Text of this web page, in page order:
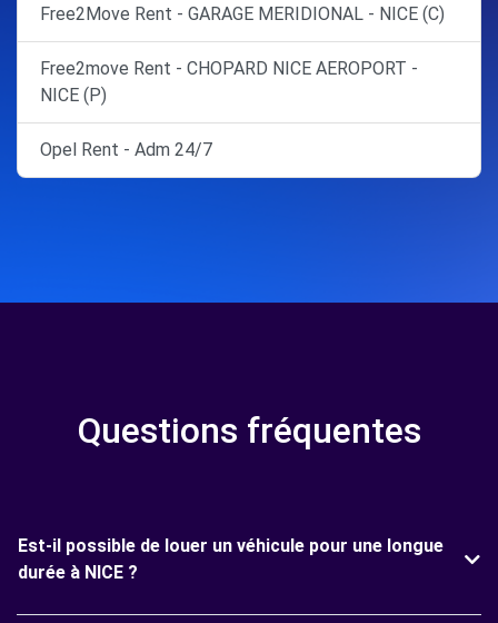
Free2Move Rent - GARAGE MERIDIONAL - NICE (C)
Free2move Rent - CHOPARD NICE AEROPORT -
NICE (P)
Opel Rent - Adm 24/7
Questions fréquentes
Est-il possible de louer un véhicule pour une longue
durée à NICE ?